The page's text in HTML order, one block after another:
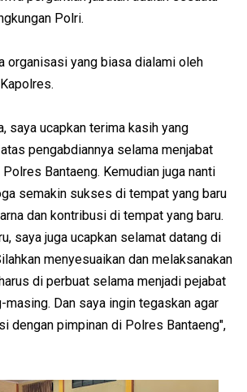
Polri.
organisasi yang biasa dialami oleh
saya ucapkan terima kasih yang
pengabdiannya selama menjabat
Bantaeng. Kemudian juga nanti
semakin sukses di tempat yang baru
dan kontribusi di tempat yang baru.
saya juga ucapkan selamat datang di
menyesuaikan dan melaksanakan
di perbuat selama menjadi pejabat
Dan saya ingin tegaskan agar
dengan pimpinan di Polres Bantaeng",